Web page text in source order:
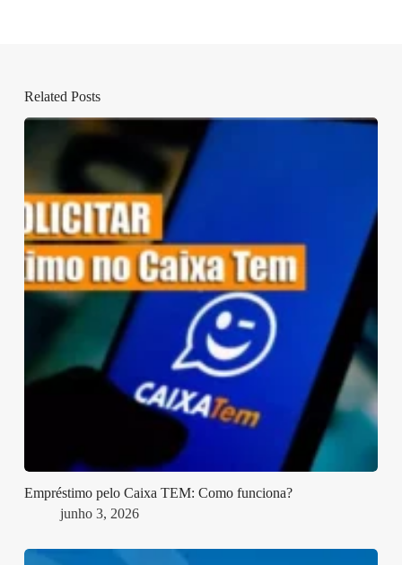
Related Posts
Empréstimo pelo Caixa TEM: Como funciona?
junho 3, 2026